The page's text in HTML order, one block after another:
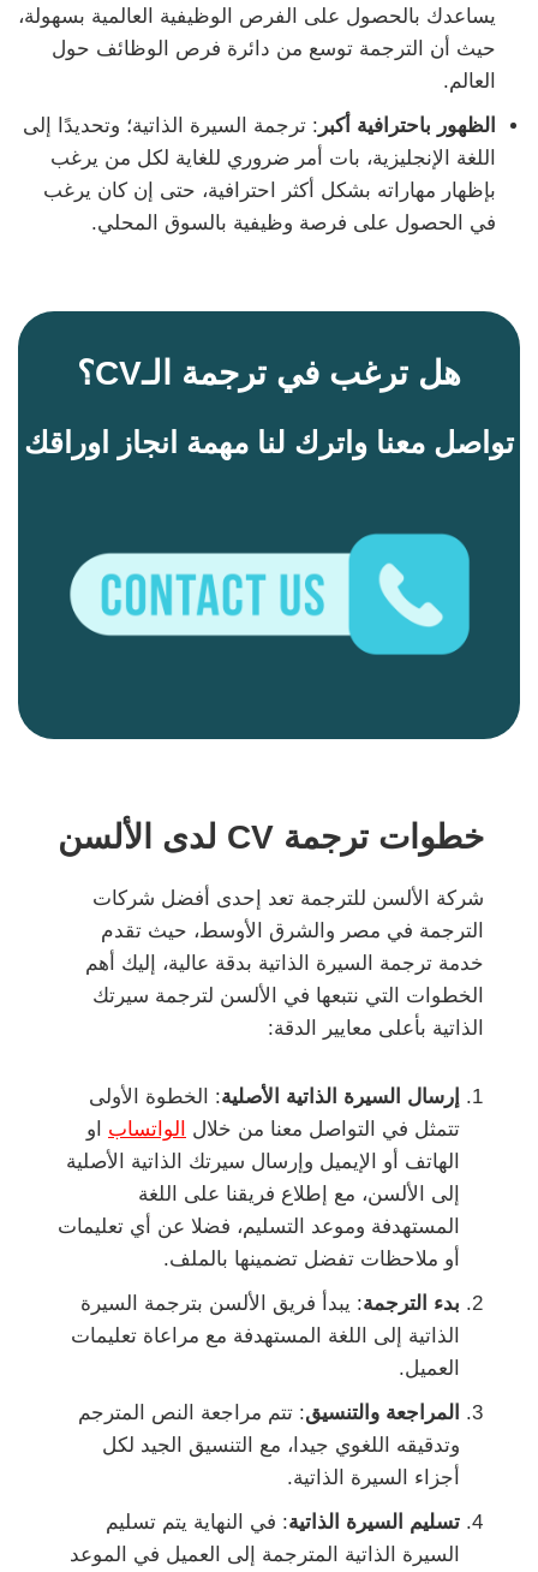
يساعدك بالحصول على الفرص الوظيفية العالمية بسهولة،
حيث أن الترجمة توسع من دائرة فرص الوظائف حول
العالم.
الظهور باحترافية أكبر : ترجمة السيرة الذاتية؛ وتحديدًا إلى
اللغة الإنجليزية، بات أمر ضروري للغاية لكل من يرغب
بإظهار مهاراته بشكل أكثر احترافية، حتى إن كان يرغب
في الحصول على فرصة وظيفية بالسوق المحلي.
هل ترغب في ترجمة الـCV؟
تواصل معنا واترك لنا مهمة انجاز اوراقك
خطوات ترجمة CV لدى الألسن
شركة الألسن للترجمة تعد إحدى أفضل شركات
الترجمة في مصر والشرق الأوسط، حيث تقدم
خدمة ترجمة السيرة الذاتية بدقة عالية، إليك أهم
الخطوات التي نتبعها في الألسن لترجمة سيرتك
الذاتية بأعلى معايير الدقة:
إرسال السيرة الذاتية الأصلية: الخطوة الأولى
تتمثل في التواصل معنا من خلال
الواتساب او
الهاتف أو الإيميل وإرسال سيرتك الذاتية الأصلية
إلى الألسن، مع إطلاع فريقنا على اللغة
المستهدفة وموعد التسليم، فضلا عن أي تعليمات
أو ملاحظات تفضل تضمينها بالملف.
بدء الترجمة: يبدأ فريق الألسن بترجمة السيرة
الذاتية إلى اللغة المستهدفة مع مراعاة تعليمات
العميل.
المراجعة والتنسيق: تتم مراجعة النص المترجم
وتدقيقه اللغوي جيدا، مع التنسيق الجيد لكل
أجزاء السيرة الذاتية.
تسليم السيرة الذاتية: في النهاية يتم تسليم
السيرة الذاتية المترجمة إلى العميل في الموعد